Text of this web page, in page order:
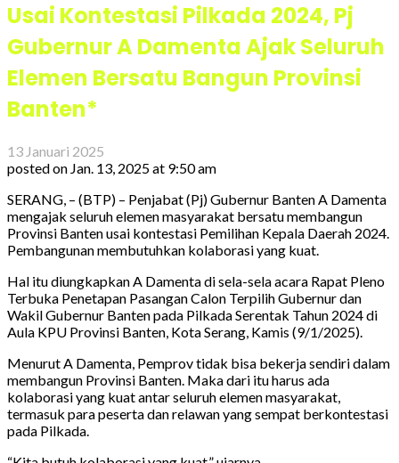
Usai Kontestasi Pilkada 2024, Pj
Gubernur A Damenta Ajak Seluruh
Elemen Bersatu Bangun Provinsi
Banten*
13 Januari 2025
posted on Jan. 13, 2025 at 9:50 am
SERANG, – (BTP) – Penjabat (Pj) Gubernur Banten A Damenta
mengajak seluruh elemen masyarakat bersatu membangun
Provinsi Banten usai kontestasi Pemilihan Kepala Daerah 2024.
Pembangunan membutuhkan kolaborasi yang kuat.
Hal itu diungkapkan A Damenta di sela-sela acara Rapat Pleno
Terbuka Penetapan Pasangan Calon Terpilih Gubernur dan
Wakil Gubernur Banten pada Pilkada Serentak Tahun 2024 di
Aula KPU Provinsi Banten, Kota Serang, Kamis (9/1/2025).
Menurut A Damenta, Pemprov tidak bisa bekerja sendiri dalam
membangun Provinsi Banten. Maka dari itu harus ada
kolaborasi yang kuat antar seluruh elemen masyarakat,
termasuk para peserta dan relawan yang sempat berkontestasi
pada Pilkada.